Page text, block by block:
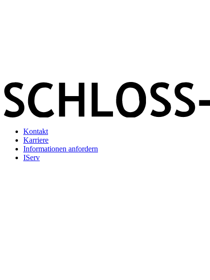
Kontakt
Karriere
Informationen anfordern
IServ